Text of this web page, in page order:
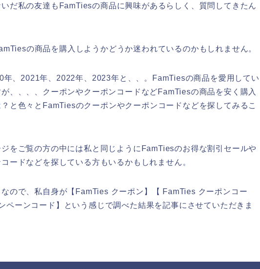
だ私の友達もFamTiesの商品に興味があるらしく、質問してきたん
の商品を購入しようかどうか迷われているのかもしれません。
年、2021年、2022年、2023年と、、。FamTiesの商品を愛用してい
、、、、クーポンやクーポンコードなどFamTiesの商品を安く購入
と色々とFamTiesのクーポンやクーポンコードなどを探してみるこ
をご覧の方の中には私と同じようにFamTiesのお得な割引セールや
ードなどを探している方もいるかもしれません。
ので、私自身が【FamTies クーポン】【 FamTies クーポンコー
ペーンコード】という感じで調べた結果を記事にさせていただきま